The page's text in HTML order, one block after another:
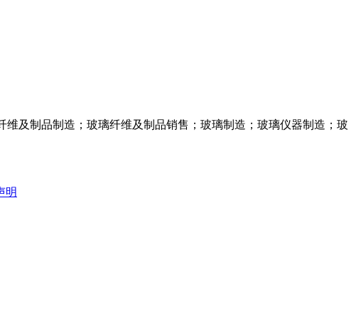
及制品制造；玻璃纤维及制品销售；玻璃制造；玻璃仪器制造；玻
明